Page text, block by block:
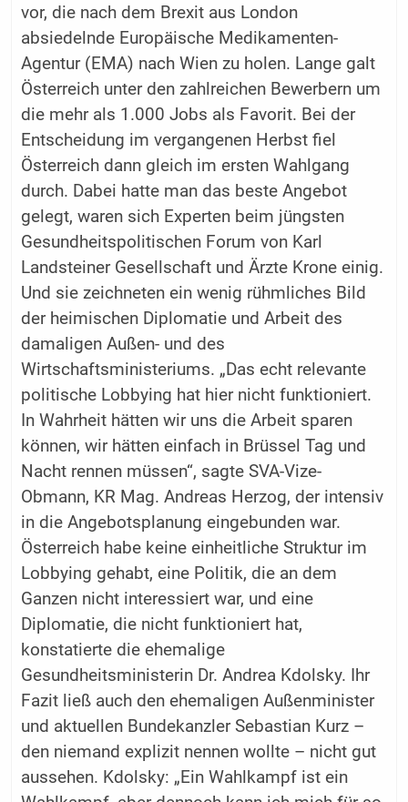
vor, die nach dem Brexit aus London
absiedelnde Europäische Medikamenten-
Agentur (EMA) nach Wien zu holen. Lange galt
Österreich unter den zahlreichen Bewerbern um
die mehr als 1.000 Jobs als Favorit. Bei der
Entscheidung im vergangenen Herbst fiel
Österreich dann gleich im ersten Wahlgang
durch. Dabei hatte man das beste Angebot
gelegt, waren sich Experten beim jüngsten
Gesundheitspolitischen Forum von Karl
Landsteiner Gesellschaft und Ärzte Krone einig.
Und sie zeichneten ein wenig rühmliches Bild
der heimischen Diplomatie und Arbeit des
damaligen Außen- und des
Wirtschaftsministeriums. „Das echt relevante
politische Lobbying hat hier nicht funktioniert.
In Wahrheit hätten wir uns die Arbeit sparen
können, wir hätten einfach in Brüssel Tag und
Nacht rennen müssen“, sagte SVA-Vize-
Obmann, KR Mag. Andreas Herzog, der intensiv
in die Angebotsplanung eingebunden war.
Österreich habe keine einheitliche Struktur im
Lobbying gehabt, eine Politik, die an dem
Ganzen nicht interessiert war, und eine
Diplomatie, die nicht funktioniert hat,
konstatierte die ehemalige
Gesundheitsministerin Dr. Andrea Kdolsky. Ihr
Fazit ließ auch den ehemaligen Außenminister
und aktuellen Bundekanzler Sebastian Kurz –
den niemand explizit nennen wollte – nicht gut
aussehen. Kdolsky: „Ein Wahlkampf ist ein